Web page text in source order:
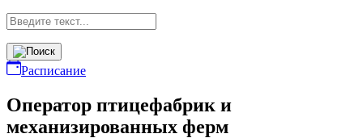
Расписание
Оператор птицефабрик и
механизированных ферм